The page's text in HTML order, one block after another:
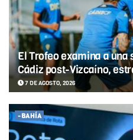
El Trofeo examina a una
Cádiz post-Vizcaíno,
7 DE AGOSTO, 2026
-BAHÍA